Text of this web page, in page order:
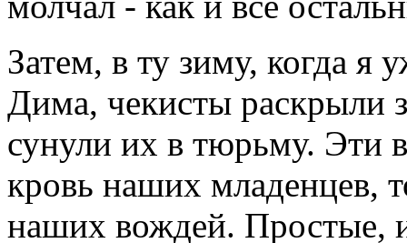
Затем, в ту зиму, когда я
Дима, чекисты раскрыли
сунули их в тюрьму. Эти
кровь наших младенцев,
наших вождей. Простые,